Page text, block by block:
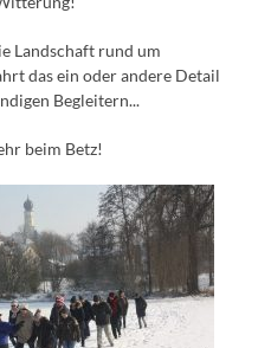
Landschaft rund um
das ein oder andere Detail
Begleitern...
beim Betz!